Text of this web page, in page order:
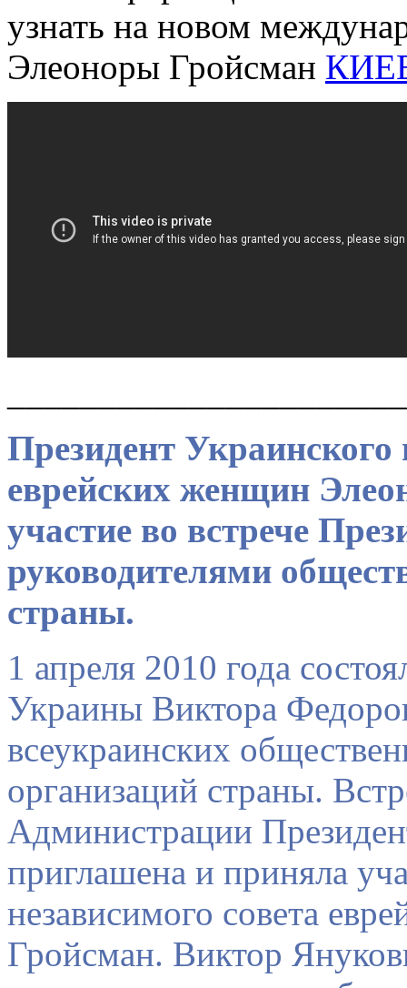
узнать на новом
Элеоноры Гройсман
Президент Украинского
еврейских женщин
участие во встрече
руководителями
страны.
1 апреля 2010 года
Украины Виктора
всеукраинских
организаций страны.
Администрации
приглашена и приняла
независимого совета
Гройсман. Виктор